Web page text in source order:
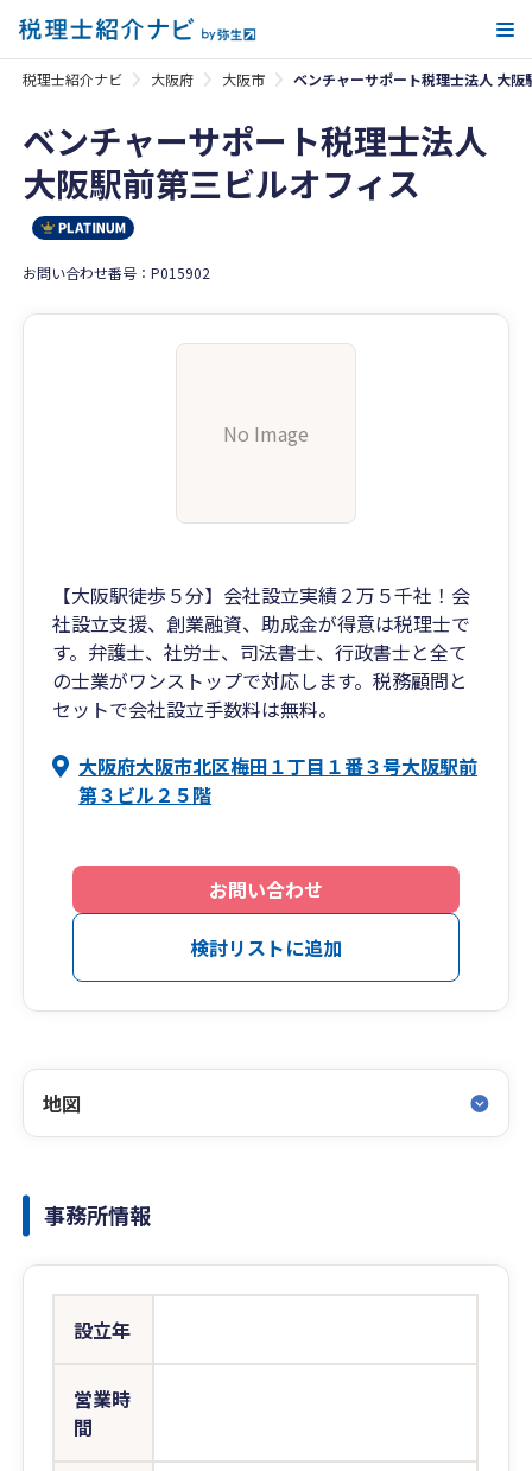
税理士紹介ナビ 大阪府 大阪市 ベンチャーサポート税理士法人 大阪
ベンチャーサポート税理士法人
大阪駅前第三ビルオフィス
お問い合わせ番号：P015902
No Image
【大阪駅徒歩５分】会社設立実績２万５千社！会
社設立支援、創業融資、助成金が得意は税理士で
す。弁護士、社労士、司法書士、行政書士と全て
の士業がワンストップで対応します。税務顧問と
セットで会社設立手数料は無料。
大阪府大阪市北区梅田１丁目１番３号大阪駅前
第３ビル２５階
お問い合わせ
検討リストに追加
地図
事務所情報
設立年
営業時
間